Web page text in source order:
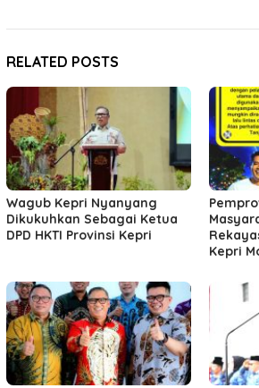
RELATED POSTS
Wagub Kepri Nyanyang
Dikukuhkan Sebagai Ketua
DPD HKTI Provinsi Kepri
Kepri